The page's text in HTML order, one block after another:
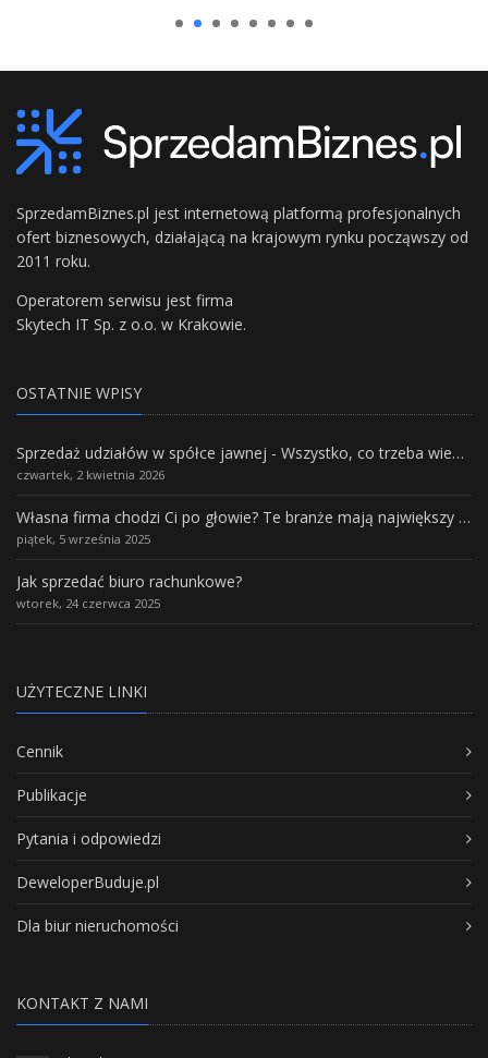
SprzedamBiznes.pl jest internetową platformą profesjonalnych
ofert biznesowych, działającą na krajowym rynku począwszy od
2011 roku.
Operatorem serwisu jest firma
Skytech IT Sp. z o.o. w Krakowie.
OSTATNIE WPISY
Sprzedaż udziałów w spółce jawnej - Wszystko, co trzeba wiedzieć.
czwartek, 2 kwietnia 2026
Własna firma chodzi Ci po głowie? Te branże mają największy potencjał rozwoju
piątek, 5 września 2025
Jak sprzedać biuro rachunkowe?
wtorek, 24 czerwca 2025
UŻYTECZNE LINKI
Cennik
Publikacje
Pytania i odpowiedzi
DeweloperBuduje.pl
Dla biur nieruchomości
KONTAKT Z NAMI